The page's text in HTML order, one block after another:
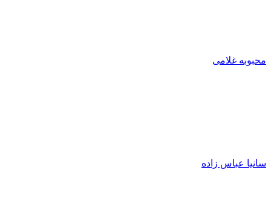
محبوبه غلامی
سانیا عباس زاده